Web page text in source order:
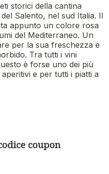
storici della cantina
Salento, nel sud Italia. Il
appunto un colore rosa
del Mediterraneo. Un
per la sua freschezza e
Tra tutti i vini
è forse uno dei più
e per tutti i piatti a
coupon